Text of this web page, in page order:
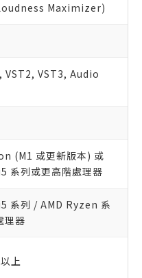
Maximizer)
VST2, VST3, Audio
(M1 或更新版本) 或
系列或更高階處理器
系列 / AMD Ryzen 系
理器
上